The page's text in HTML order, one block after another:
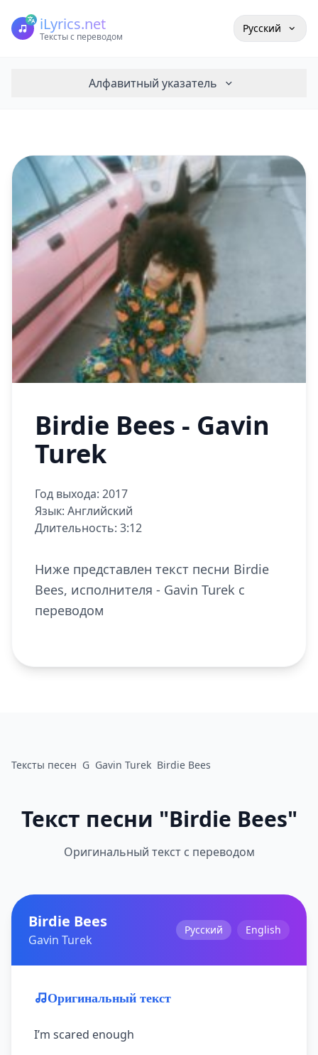
iLyrics.net
Тексты с переводом
Русский
Алфавитный указатель
Birdie Bees - Gavin
Turek
Год выхода: 2017
Язык: Английский
Длительность: 3:12
Ниже представлен текст песни Birdie
Bees, исполнителя - Gavin Turek с
переводом
Тексты песен G Gavin Turek Birdie Bees
Текст песни "Birdie Bees"
Оригинальный текст с переводом
Birdie Bees
Gavin Turek
Русский English
Оригинальный текст
I’m scared enough